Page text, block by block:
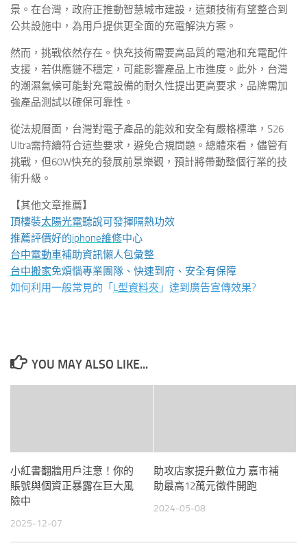
景。在台灣，政府正推動智慧城市建設，這類技術有望整合到
公共設施中，為用戶提供更全面的充電解決方案。
然而，挑戰依然存在。快充技術需要高品質的電池和充電配件
支援，若供應鏈不穩定，可能影響產品上市進度。此外，台灣
的潮濕氣候可能對充電設備的耐久性提出更高要求，品牌需加
強產品測試以確保可靠性。
從法規層面，台灣對電子產品的能效和安全有嚴格標準，S26
Ultra需持續符合這些要求，避免合規問題。總體來看，儘管有
挑戰，但60W快充的發展前景樂觀，預計將帶動整個行業的技
術升級。
【其他文章推薦】
頂樓裝太陽光電聽說可發揮隔熱功效
推薦評價好的iphone維修中心
台中電動車補助資訊懶人包彙整
台中搬家免煩惱專業團隊、快速到府、安全有保障
如何利用一般常見的「 L型資料夾 」達到廣告宣傳效果?
YOU MAY ALSO LIKE...
小紅書翻牆用戶注意！你的
賬號與個資正暴露在巨大風
險中
2025-12-07
助攻店家提升數位力 嘉市補
助最高12萬元徵件開跑
2024-05-08